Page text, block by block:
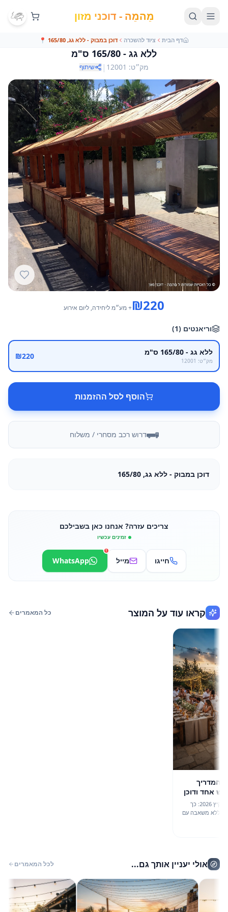
מֵהמֵה - דוכני מזון
דף הבית ציוד להשכרה דוכן במבוק - ללא גג, 165/80 📍
ללא גג - 165/80 ס"מ
מק״ט:
12001
| שיתוף
₪220 + מע״מליחידה, ליום אירוע
וריאנטים (
1
)
ללא גג - 165/80 ס"מ
מק״ט:
12001
₪220
הוסף לסל ההזמנות
דרוש רכב מסחרי / משלוח
דוכן במבוק - ללא גג, 165/80
צריכים עזרה? אנחנו כאן בשבילכם
זמינים עכשיו
חייגו מייל WhatsApp
1
קראו עוד על המוצר כל המאמרים
ודוכן
מדריך הפקה מקצועי לאירועי בוטיק בקיץ 2026: כך
משאבה עם
אולי יעניין אותך גם... לכל המאמרים